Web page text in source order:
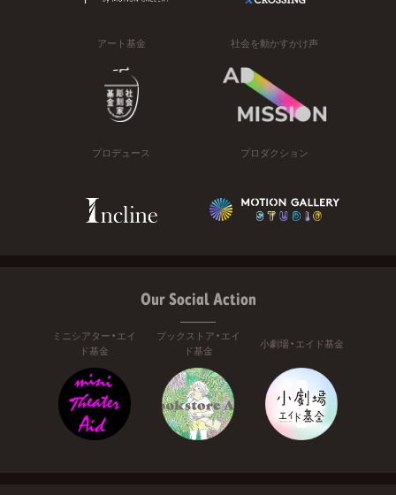
アート基金 社会を動かすかけ声
プロデュース プロダクション
Our Social Action
ミニシアター・エイ
ド基金
ブックストア・エイ
ド基金
小劇場・エイド基金